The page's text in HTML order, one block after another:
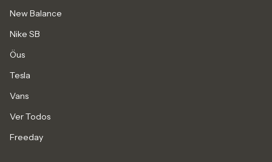
New Balance
Nike SB
Öus
Tesla
Vans
Ver Todos
Freeday